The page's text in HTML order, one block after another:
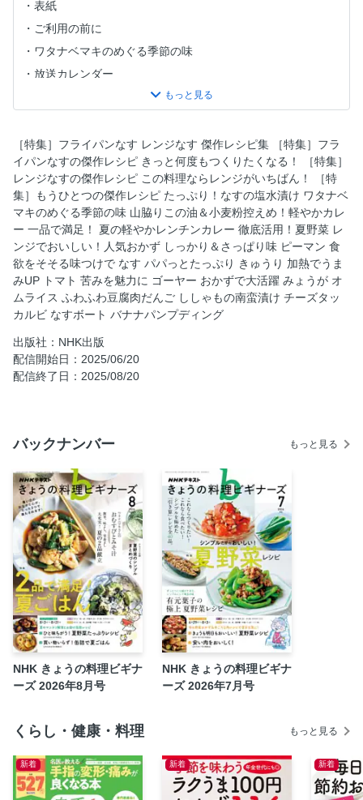
表紙
ご利用の前に
ワタナベマキのめぐる季節の味
放送カレンダー
目次2
［特集］フライパンなす レンジなす 傑作レシピ集
［特集］フライパンなすの傑作レシピ きっと何度もつくり
たくなる！
［特集］レンジなすの傑作レシピ この料理ならレンジがい
ちばん！
［特集］もうひとつの傑作レシピ たっぷり！なすの塩水漬
け
NHKプラスをはじめてみませんか？
一品で満足！ 夏の軽やかレンチンカレー
徹底活用！夏野菜／レンジでおいしい！人気おかず
パパっとたっぷり きゅうり
苦みを魅力に ゴーヤー
おかずで大活躍 みょうが
オムライス
ふわふわ豆腐肉だんご
ししゃもの南蛮漬け
チーズタッカルビ
なすボート
バナナパンプディング
これがピーマンおかずの「コツ」！
うまみUPで塩分DOWN！夏のおいしい常備菜
買えないおいしさ！ もっとすてきなおやつ
アンケートの声より／インフォメーション／「めぐる季節の
味」のつくり方
［特集］フライパンなす レンジなす 傑作レシピ集 ［特集］フラ
イパンなすの傑作レシピ きっと何度もつくりたくなる！ ［特集］
レンジなすの傑作レシピ この料理ならレンジがいちばん！ ［特
集］もうひとつの傑作レシピ たっぷり！なすの塩水漬け ワタナベ
マキのめぐる季節の味 山脇りこの油＆小麦粉控えめ！軽やかカレ
ー 一品で満足！ 夏の軽やかレンチンカレー 徹底活用！夏野菜 レ
ンジでおいしい！人気おかず しっかり＆さっぱり味 ピーマン 食
欲をそそる味つけで なす パパっとたっぷり きゅうり 加熱でうま
みUP トマト 苦みを魅力に ゴーヤー おかずで大活躍 みょうが オ
ムライス ふわふわ豆腐肉だんご ししゃもの南蛮漬け チーズタッ
カルビ なすボート バナナパンプディング
出版社：NHK出版
配信開始日：2025/06/20
配信終了日：2025/08/20
バックナンバー もっと見る
NHK きょうの料理ビギナ
ーズ 2026年8月号
NHK きょうの料理ビギナ
ーズ 2026年7月号
くらし・健康・料理 もっと見る
新着 新着 新着